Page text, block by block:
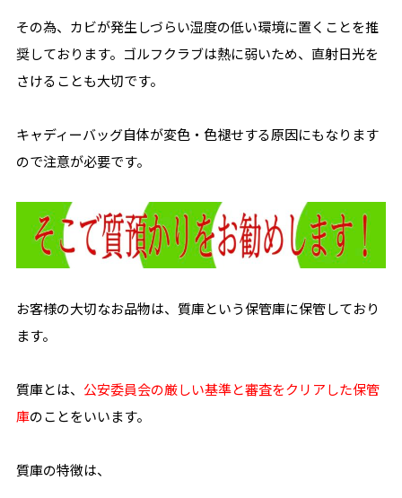
その為、カビが発生しづらい湿度の低い環境に置くことを推
奨しております。ゴルフクラブは熱に弱いため、直射日光を
さけることも大切です。
キャディーバッグ自体が変色・色褪せする原因にもなります
ので注意が必要です。
お客様の大切なお品物は、質庫という保管庫に保管しており
ます。
質庫とは、 公安委員会の厳しい基準と審査をクリアした保管
庫のことをいいます。
質庫の特徴は、